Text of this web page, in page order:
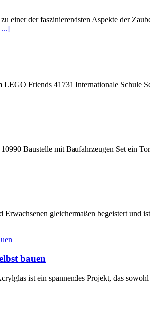
einer der faszinierendsten Aspekte der
[...]
Friends 41731 Internationale Schule
Baustelle mit Baufahrzeugen Set ein
gleichermaßen begeistert
bauen
ist ein spannendes Projekt, das